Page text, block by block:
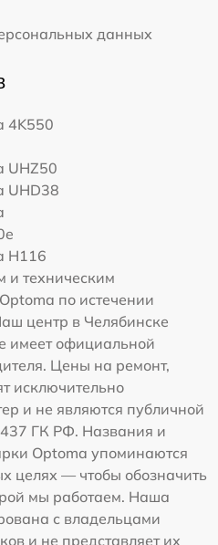
данных
4K550
UHZ50
UHD38
H116
и техническим
по истечении
центр в Челябинске
имеет официальной
Цены на ремонт,
исключительно
и не являются публичной
437 ГК РФ. Названия и
Optoma упоминаются
целях — чтобы обозначить
мы работаем. Наша
с владельцами
и не представляет их